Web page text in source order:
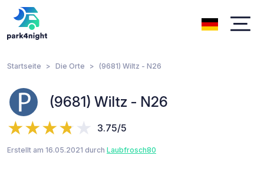
Startseite Die Orte (9681) Wiltz - N26
(9681) Wiltz - N26
3.75/5
Erstellt am 16.05.2021 durch Laubfrosch80